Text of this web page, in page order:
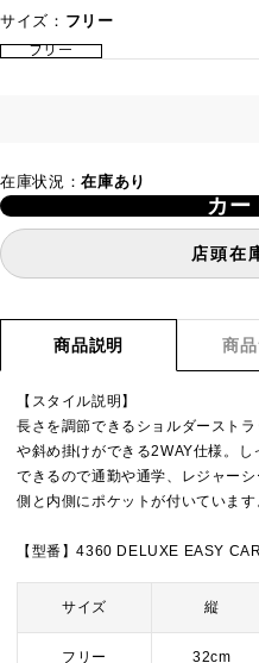
サイズ： フリー
フリー
在庫状況：在庫あり
カー
店頭在
商品説明 商
【スタイル説明】
長さを調節できるショルダースト
や斜め掛けができる2WAY仕様。
できるので通勤や通学、レジャー
側と内側にポケットが付いています
【型番】4360 DELUXE EASY
サイズ 縦
フリー 32cm